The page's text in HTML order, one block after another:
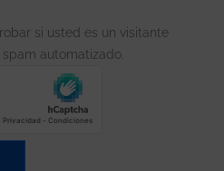
si usted es un visitante
automatizado.